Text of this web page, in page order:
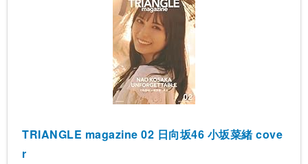
TRIANGLE magazine 02 日向坂46 小坂菜緒 cove
r